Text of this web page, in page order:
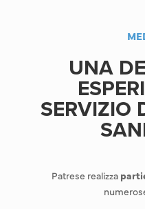
UNA
SERVIZIO
Patrese realizza